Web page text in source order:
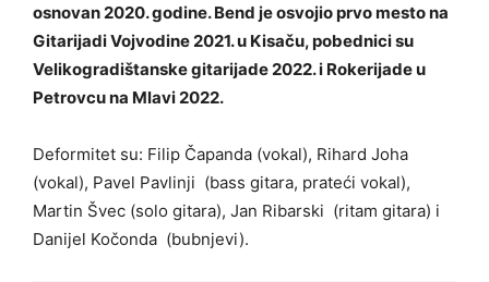
osnovan 2020. godine. Bend je osvojio prvo mesto na
Gitarijadi Vojvodine 2021. u Kisaču, pobednici su
Velikogradištanske gitarijade 2022. i Rokerijade u
Petrovcu na Mlavi 2022.
Deformitet su: Filip Čapanda (vokal), Rihard Joha
(vokal), Pavel Pavlinji (bass gitara, prateći vokal),
Martin Švec (solo gitara), Jan Ribarski (ritam gitara) i
Danijel Kočonda (bubnjevi).